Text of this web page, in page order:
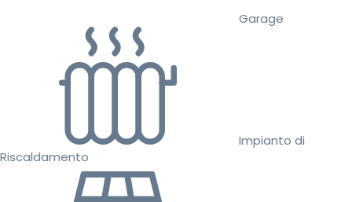
Garage
Impianto di
Riscaldamento